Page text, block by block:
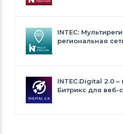
INTEC:
региональная
INTEC.Digital 2.0 –
Битрикс для веб-